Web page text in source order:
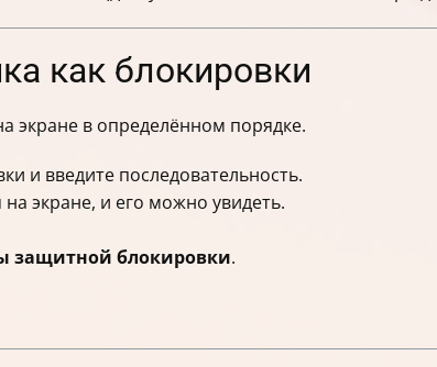
как блокировки
экране в определённом порядке.
и введите последовательность.
экране, и его можно увидеть.
защитной блокировки.